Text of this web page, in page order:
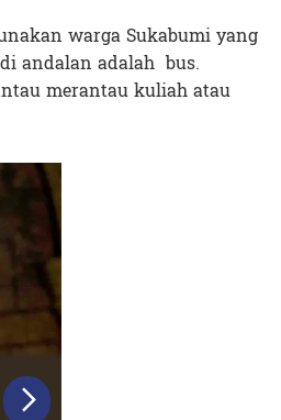
warga Sukabumi yang
andalan adalah bus.
merantau kuliah atau